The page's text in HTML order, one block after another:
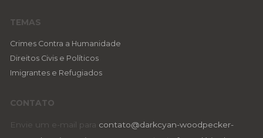
TEMAS
Crimes Contra a Humanidade
Direitos Civis e Políticos
Imigrantes e Refugiados
CONTATO
Envie um e-mail para contato@darkcyan-woodpecker-